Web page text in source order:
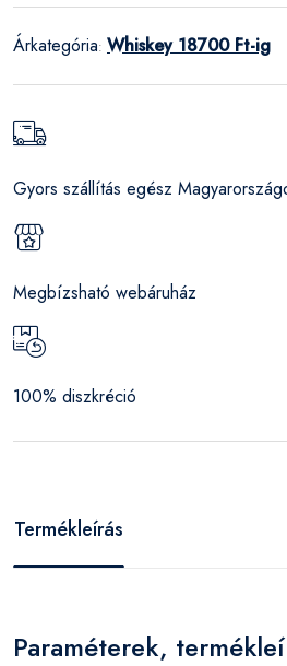
Árkategória: Whiskey 18700 Ft-ig
Gyors szállítás egész
Megbízsható webáruház
100% diszkréció
Termékleírás
Paraméterek,